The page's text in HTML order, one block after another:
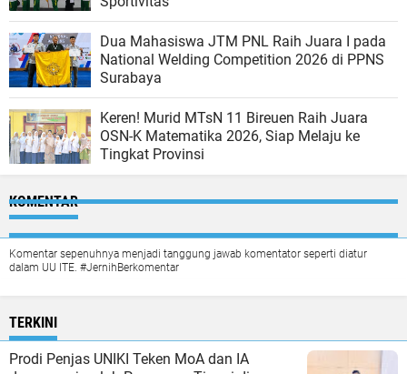
Dua Mahasiswa JTM PNL Raih Juara I pada
National Welding Competition 2026 di PPNS
Surabaya
Keren! Murid MTsN 11 Bireuen Raih Juara
OSN-K Matematika 2026, Siap Melaju ke
Tingkat Provinsi
KOMENTAR
Komentar sepenuhnya menjadi tanggung jawab komentator seperti diatur
dalam UU ITE. #JernihBerkomentar
TERKINI
Prodi Penjas UNIKI Teken MoA dan IA